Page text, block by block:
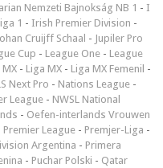
Nemzeti Bajnokság NB 1 - I
1 - Irish Premier Division -
Cruijff Schaal - Jupiler Pro
Cup - League One - League
- Liga MX - Liga MX Femenil -
Next Pro - Nations League -
League - NWSL National
- Oefen-interlands Vrouwen
Premier League - Premjer-Liga -
Argentina - Primera
- Puchar Polski - Qatar